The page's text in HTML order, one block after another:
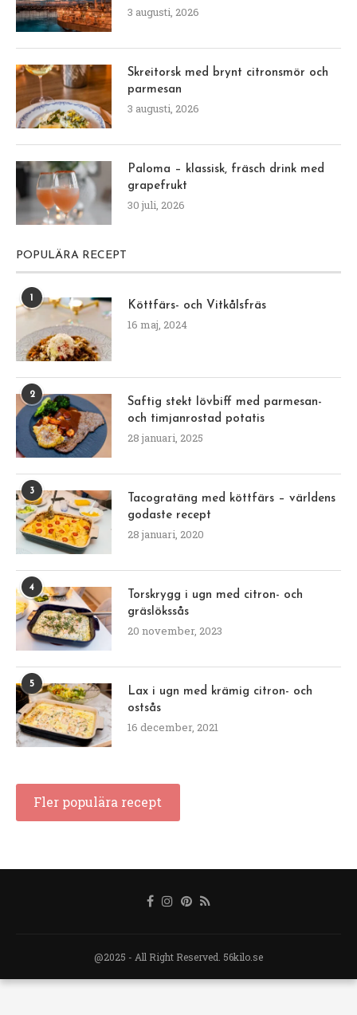
3 augusti, 2026
Skreitorsk med brynt citronsmör och
parmesan
3 augusti, 2026
Paloma – klassisk, fräsch drink med
grapefrukt
30 juli, 2026
POPULÄRA RECEPT
Köttfärs- och Vitkålsfräs
16 maj, 2024
2
Saftig stekt lövbiff med parmesan-
och timjanrostad potatis
28 januari, 2025
3
Tacogratäng med köttfärs – världens
godaste recept
28 januari, 2020
4
Torskrygg i ugn med citron- och
gräslökssås
20 november, 2023
5
Lax i ugn med krämig citron- och
ostsås
16 december, 2021
Fler populära recept
@2025 - All Right Reserved. 56kilo.se